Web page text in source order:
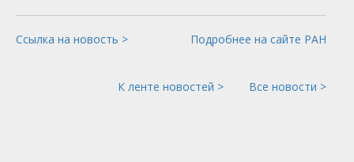
Ссылка на новость > Подробнее на сайте РАН
К ленте новостей > Все новости >